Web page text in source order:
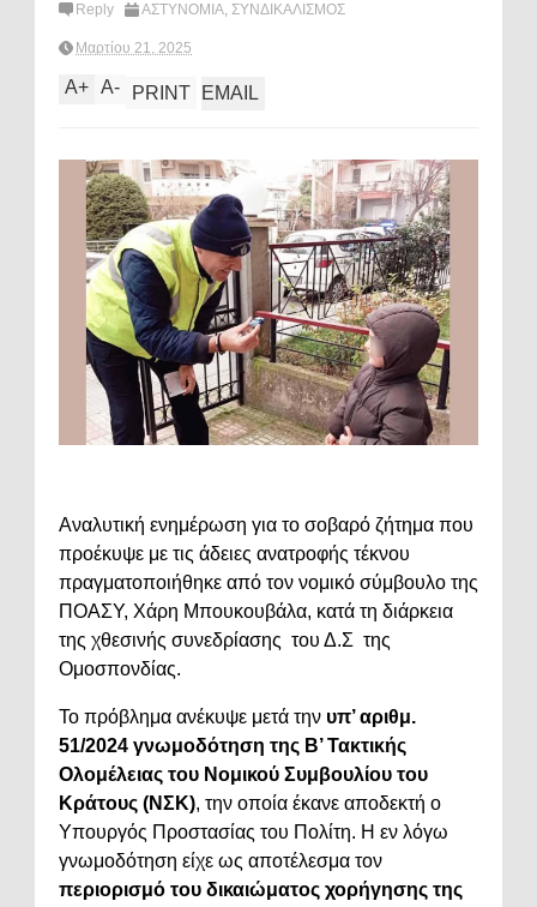
Reply ΑΣΤΥΝΟΜΙΑ, ΣΥΝΔΙΚΑΛΙΣΜΟΣ
Μαρτίου 21, 2025
A+ A- PRINT EMAIL
Αναλυτική ενημέρωση για το σοβαρό ζήτημα που
προέκυψε με τις άδειες ανατροφής τέκνου
πραγματοποιήθηκε από τον νομικό σύμβουλο της
ΠΟΑΣΥ, Χάρη Μπουκουβάλα, κατά τη διάρκεια
της χθεσινής συνεδρίασης του Δ.Σ της
Ομοσπονδίας.
Το πρόβλημα ανέκυψε μετά την υπ’ αριθμ.
51/2024 γνωμοδότηση της Β’ Τακτικής
Ολομέλειας του Νομικού Συμβουλίου του
Κράτους (ΝΣΚ), την οποία έκανε αποδεκτή ο
Υπουργός Προστασίας του Πολίτη. Η εν λόγω
γνωμοδότηση είχε ως αποτέλεσμα τον
περιορισμό του δικαιώματος χορήγησης της